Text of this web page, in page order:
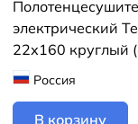
электрический
22х160 круглый
возможностью
Россия
В корзину